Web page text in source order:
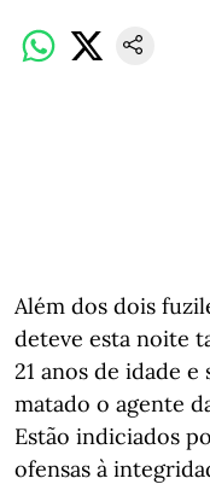
Além dos dois
deteve esta noite
21 anos de idade
matado o agente
Estão indiciados
ofensas à